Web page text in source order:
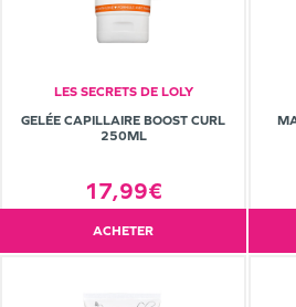
LES SECRETS DE LOLY
GELÉE CAPILLAIRE BOOST CURL
250ML
17,99€
ACHETER